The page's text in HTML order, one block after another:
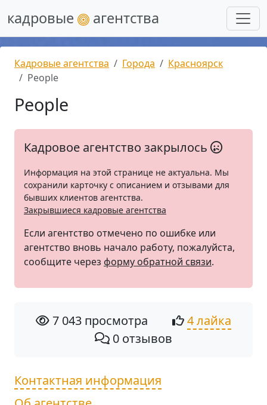
кадровые агентства
Кадровые агентства Города
Красноярск
People
People
Кадровое агентство закрылось
Информация на этой странице не актуальна. Мы
сохранили карточку с описанием и отзывами для
бывших клиентов агентства.
Закрывшиеся кадровые агентства
Если агентство отмечено по ошибке или
агентство вновь начало работу, пожалуйста,
сообщите через форму обратной связи.
7 043 просмотра
4 лайка
0 отзывов
Контактная информация